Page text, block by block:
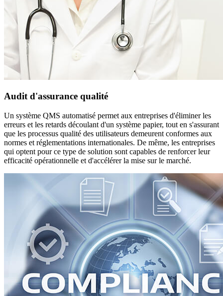
Audit d'assurance qualité
Un système QMS automatisé permet aux entreprises d'éliminer les
erreurs et les retards découlant d'un système papier, tout en s'assurant
que les processus qualité des utilisateurs demeurent conformes aux
normes et réglementations internationales. De même, les entreprises
qui optent pour ce type de solution sont capables de renforcer leur
efficacité opérationnelle et d'accélérer la mise sur le marché.